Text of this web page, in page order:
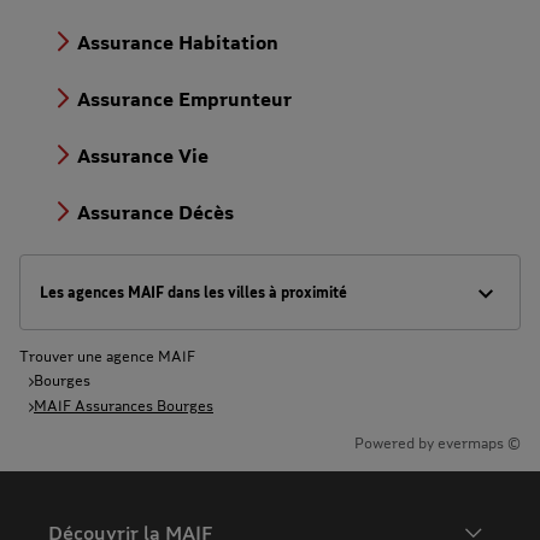
Assurance Habitation
Assurance Emprunteur
Assurance Vie
Assurance Décès
Les agences MAIF dans les villes à proximité
Trouver une agence MAIF
Bourges
MAIF Assurances Bourges
Powered by evermaps ©
Découvrir la MAIF